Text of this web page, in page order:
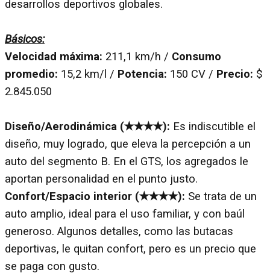
desarrollos deportivos globales.
Básicos:
Velocidad máxima: 211,1 km/h / Consumo
promedio: 15,2 km/l / Potencia: 150 CV / Precio: $
2.845.050
Diseño/Aerodinámica (✭✭✭✭): Es indiscutible el
diseño, muy logrado, que eleva la percepción a un
auto del segmento B. En el GTS, los agregados le
aportan personalidad en el punto justo.
Confort/Espacio interior (✭✭✭✭): Se trata de un
auto amplio, ideal para el uso familiar, y con baúl
generoso. Algunos detalles, como las butacas
deportivas, le quitan confort, pero es un precio que
se paga con gusto.